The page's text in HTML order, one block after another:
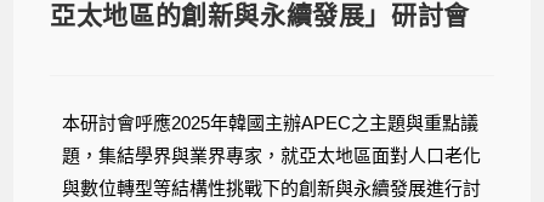
亞太地區的創新與永續發展」研討會
本研討會呼應2025年韓國主辦APEC之主題與重點議
題，集結學界與業界專家，就亞太地區面對人口老化
與數位轉型等結構性挑戰下的創新與永續發展進行討